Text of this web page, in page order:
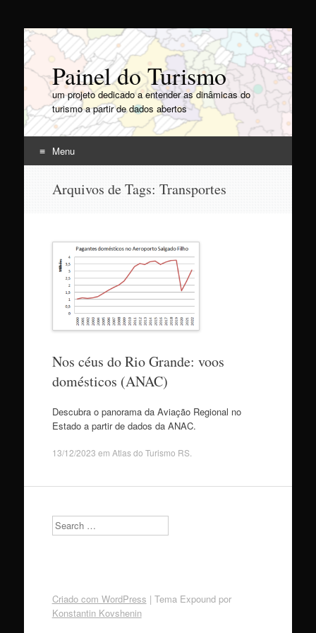
Painel do Turismo
um projeto dedicado a entender as dinâmicas do
turismo a partir de dados abertos
Menu
Arquivos de Tags: Transportes
Nos céus do Rio Grande: voos
domésticos (ANAC)
Descubra o panorama da Aviação Regional no
Estado a partir de dados da ANAC.
13/12/2023 em Atlas do Turismo RS.
Search
Criado com WordPress | Tema Expound por
Konstantin Kovshenin